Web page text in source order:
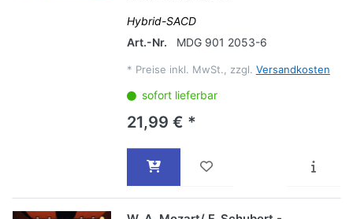
Hybrid-SACD
Art.-Nr.
MDG 901 2053-6
* Preise inkl. MwSt., zzgl. Versandkosten
sofort lieferbar
21,99 € *